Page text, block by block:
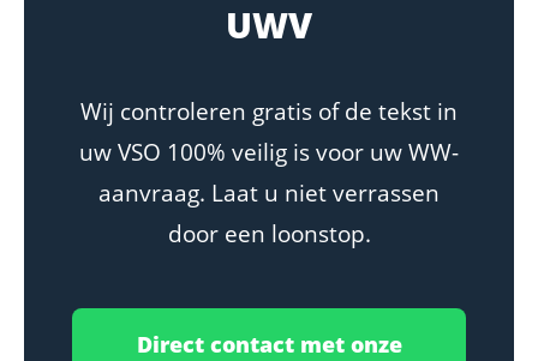
UWV
Wij controleren gratis of de tekst in
uw VSO 100% veilig is voor uw WW-
aanvraag. Laat u niet verrassen
door een loonstop.
Direct contact met onze